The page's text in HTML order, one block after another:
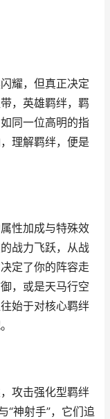
耀，但真正决定
，英雄羁绊，羁
同一位高明的指
理解羁绊，便是
性加成与特殊效
战力飞跃，从战
定了你的阵容走
，或是天马行空
始于对核心羁绊
攻击强化型羁绊
“神射手”，它们追